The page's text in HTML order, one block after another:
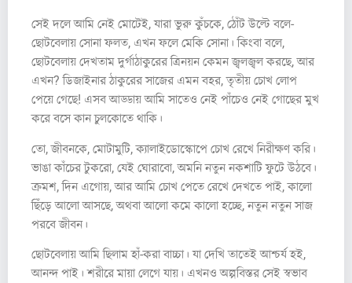
সেই দলে আমি নেই মোটেই, যারা ভুরু কুঁচকে, ঠোঁট উল্টে বলে-
ছোটবেলায় সোনা ফলত, এখন ফলে মেকি সোনা। কিংবা বলে,
ছোটবেলায় দেখতাম দুর্গাঠাকুরের ত্রিনয়ন কেমন জ্বলজ্বল করছে, আর
এখন? ডিজাইনার ঠাকুরের সাজের এমন বহর, তৃতীয় চোখ লোপ
পেয়ে গেছে! এসব আড্ডায় আমি সাতেও নেই পাঁচেও নেই গোছের মুখ
করে বসে কান চুলকোতে থাকি।
তো, জীবনকে, মোটামুটি, ক্যালাইডোস্কোপে চোখ রেখে নিরীক্ষণ করি।
ভাঙা কাঁচের টুকরো, যেই ঘোরাবো, অমনি নতুন নকশাটি ফুটে উঠবে।
ক্রমশ, দিন এগোয়, আর আমি চোখ পেতে রেখে দেখতে পাই, কালো
ছিঁড়ে আলো আসছে, অথবা আলো কমে কালো হচ্ছে, নতুন নতুন সাজ
পরবে জীবন।
ছোটবেলায় আমি ছিলাম হাঁ-করা বাচ্চা। যা দেখি তাতেই আশ্চর্য হই,
আনন্দ পাই। শরীরে মায়া লেগে যায়। এখনও অল্পবিস্তর সেই স্বভাব